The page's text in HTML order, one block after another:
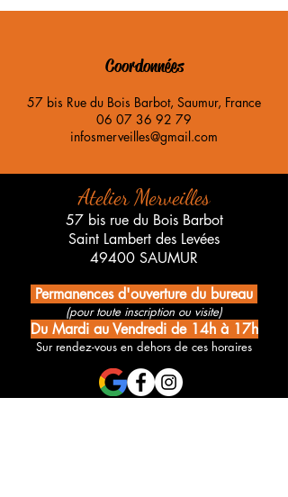
Coordonnées
57 bis Rue du Bois Barbot, Saumur, France
06 07 36 92 79
infosmerveilles@gmail.com
Atelier Merveilles
57 bis rue du Bois Barbot
Saint Lambert des Levées
49400 SAUMUR
Permanences d'ouverture du bureau
(pour toute inscription ou visite)
Du Mardi au Vendredi de 14h à 17h
Sur rendez-vous en dehors de ces horaires